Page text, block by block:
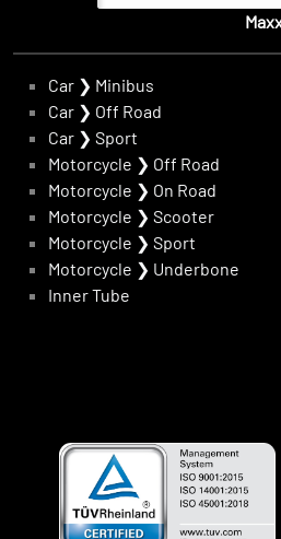
Car ❯ Minibus
Car ❯ Off Road
Car ❯ Sport
Motorcycle ❯ Off Road
Motorcycle ❯ On Road
Motorcycle ❯ Scooter
Motorcycle ❯ Sport
Motorcycle ❯ Underbone
Inner Tube